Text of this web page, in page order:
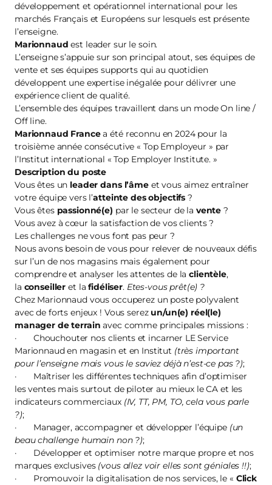
développement et opérationnel international pour les
marchés Français et Européens sur lesquels est présente
l’enseigne.
Marionnaud est leader sur le soin.
L’enseigne s’appuie sur son principal atout, ses équipes de
vente et ses équipes supports qui au quotidien
développent une expertise inégalée pour délivrer une
expérience client de qualité.
L’ensemble des équipes travaillent dans un mode On line /
Off line.
Marionnaud Francea été reconnu en 2024 pour la
troisième année consécutive « Top Employeur » par
l’Institut international « Top Employer Institute. »
Description du poste
Vous êtes un leader dans l’âmeet vous aimez entraîner
votre équipe vers l’atteinte des objectifs ?
Vous êtes passionné(e) par le secteur de la vente?
Vous avez à cœur la satisfaction de vos clients ?
Les challenges ne vous font pas peur ?
Nous avons besoin de vous pour relever de nouveaux défis
sur l’un de nos magasins mais également pour
comprendre et analyser les attentes de laclientèle,
la conseilleret lafidéliser. Etes-vous prêt(e) ?
Chez Marionnaud vous occuperez un poste polyvalent
avec de forts enjeux ! Vous serez un/un(e) réel(le)
manager de terrainavec comme principales missions :
· Chouchouter nos clients et incarner LE Service
Marionnaud en magasin et en Institut (très important
pour l’enseigne mais vous le saviez déjà n’est-ce pas ?);
· Maîtriser les différentes techniques afin d’optimiser
les ventes mais surtout de piloter au mieux le CA et les
indicateurs commerciaux (IV, TT, PM, TO, cela vous parle
?);
· Manager, accompagner et développer l’équipe (un
beau challenge humain non ?);
· Développer et optimiser notre marque propre et nos
marques exclusives (vous allez voir elles sont géniales !!);
· Promouvoir la digitalisation de nos services, le « Click